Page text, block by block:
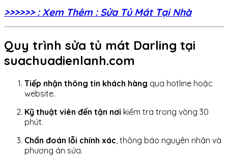
>>>>>> : Xem Thêm : Sửa Tủ Mát Tại Nhà
Quy trình sửa tủ mát Darling tại
suachuadienlanh.com
Tiếp nhận thông tin khách hàng qua hotline hoặc
website.
Kỹ thuật viên đến tận nơi kiểm tra trong vòng 30
phút.
Chẩn đoán lỗi chính xác , thông báo nguyên nhân và
phương án sửa.